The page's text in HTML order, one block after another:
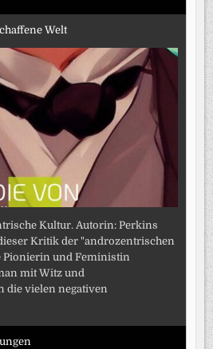
Welt
Kultur. Autorin: Perkins
Kritik der "androzentrischen
Pionierin und Feministin
mit Witz und
die vielen negativen